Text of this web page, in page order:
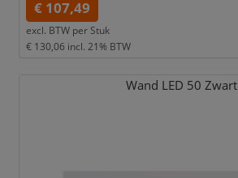
€ 107,49
excl. BTW per Stuk
€ 130,06 incl. 21% BTW
Wand LED 50 Zwart